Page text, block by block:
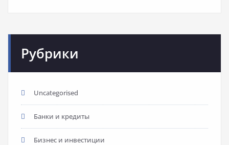
Рубрики
Uncategorised
Банки и кредиты
Бизнес и инвестиции